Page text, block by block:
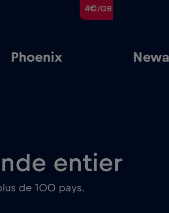
4€/GB
Phoenix
entier
de 100 pays.